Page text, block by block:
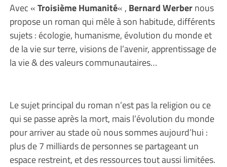
Avec «Troisième Humanité« , Bernard Werbernous
propose un roman qui mêle à son habitude, différents
sujets : écologie, humanisme, évolution du monde et
de la vie sur terre, visions de l’avenir, apprentissage de
la vie & des valeurs communautaires…
Le sujet principal du roman n’est pas la religion ou ce
qui se passe après la mort, mais l’évolution du monde
pour arriver au stade où nous sommes aujourd’hui :
plus de 7 milliards de personnes se partageant un
espace restreint, et des ressources tout aussi limitées.